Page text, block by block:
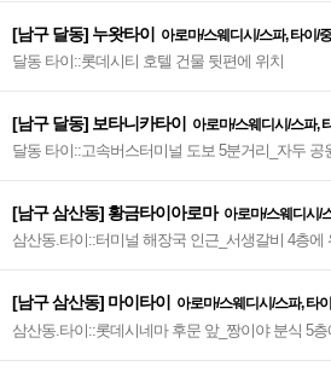
[남구 달동] 누왓타이
아로마/스웨디시/스파, 타이/
달동 타이::롯데시티 호텔 건물 뒷편에 위치
[남구 달동] 보타니카타이
아로마/스웨디시/스파,
달동 타이::고속버스터미널 도보 5분거리_자두 공
[남구 삼산동] 황금타이아로마 아로마/스웨디시/
삼산동.타이::터미널 해장국 인근_서생갈비 4층에
[남구 삼산동] 마이타이
아로마/스웨디시/스파, 타
삼산동.타이::롯데시네마 후문 앞_짱이야 분식 5층